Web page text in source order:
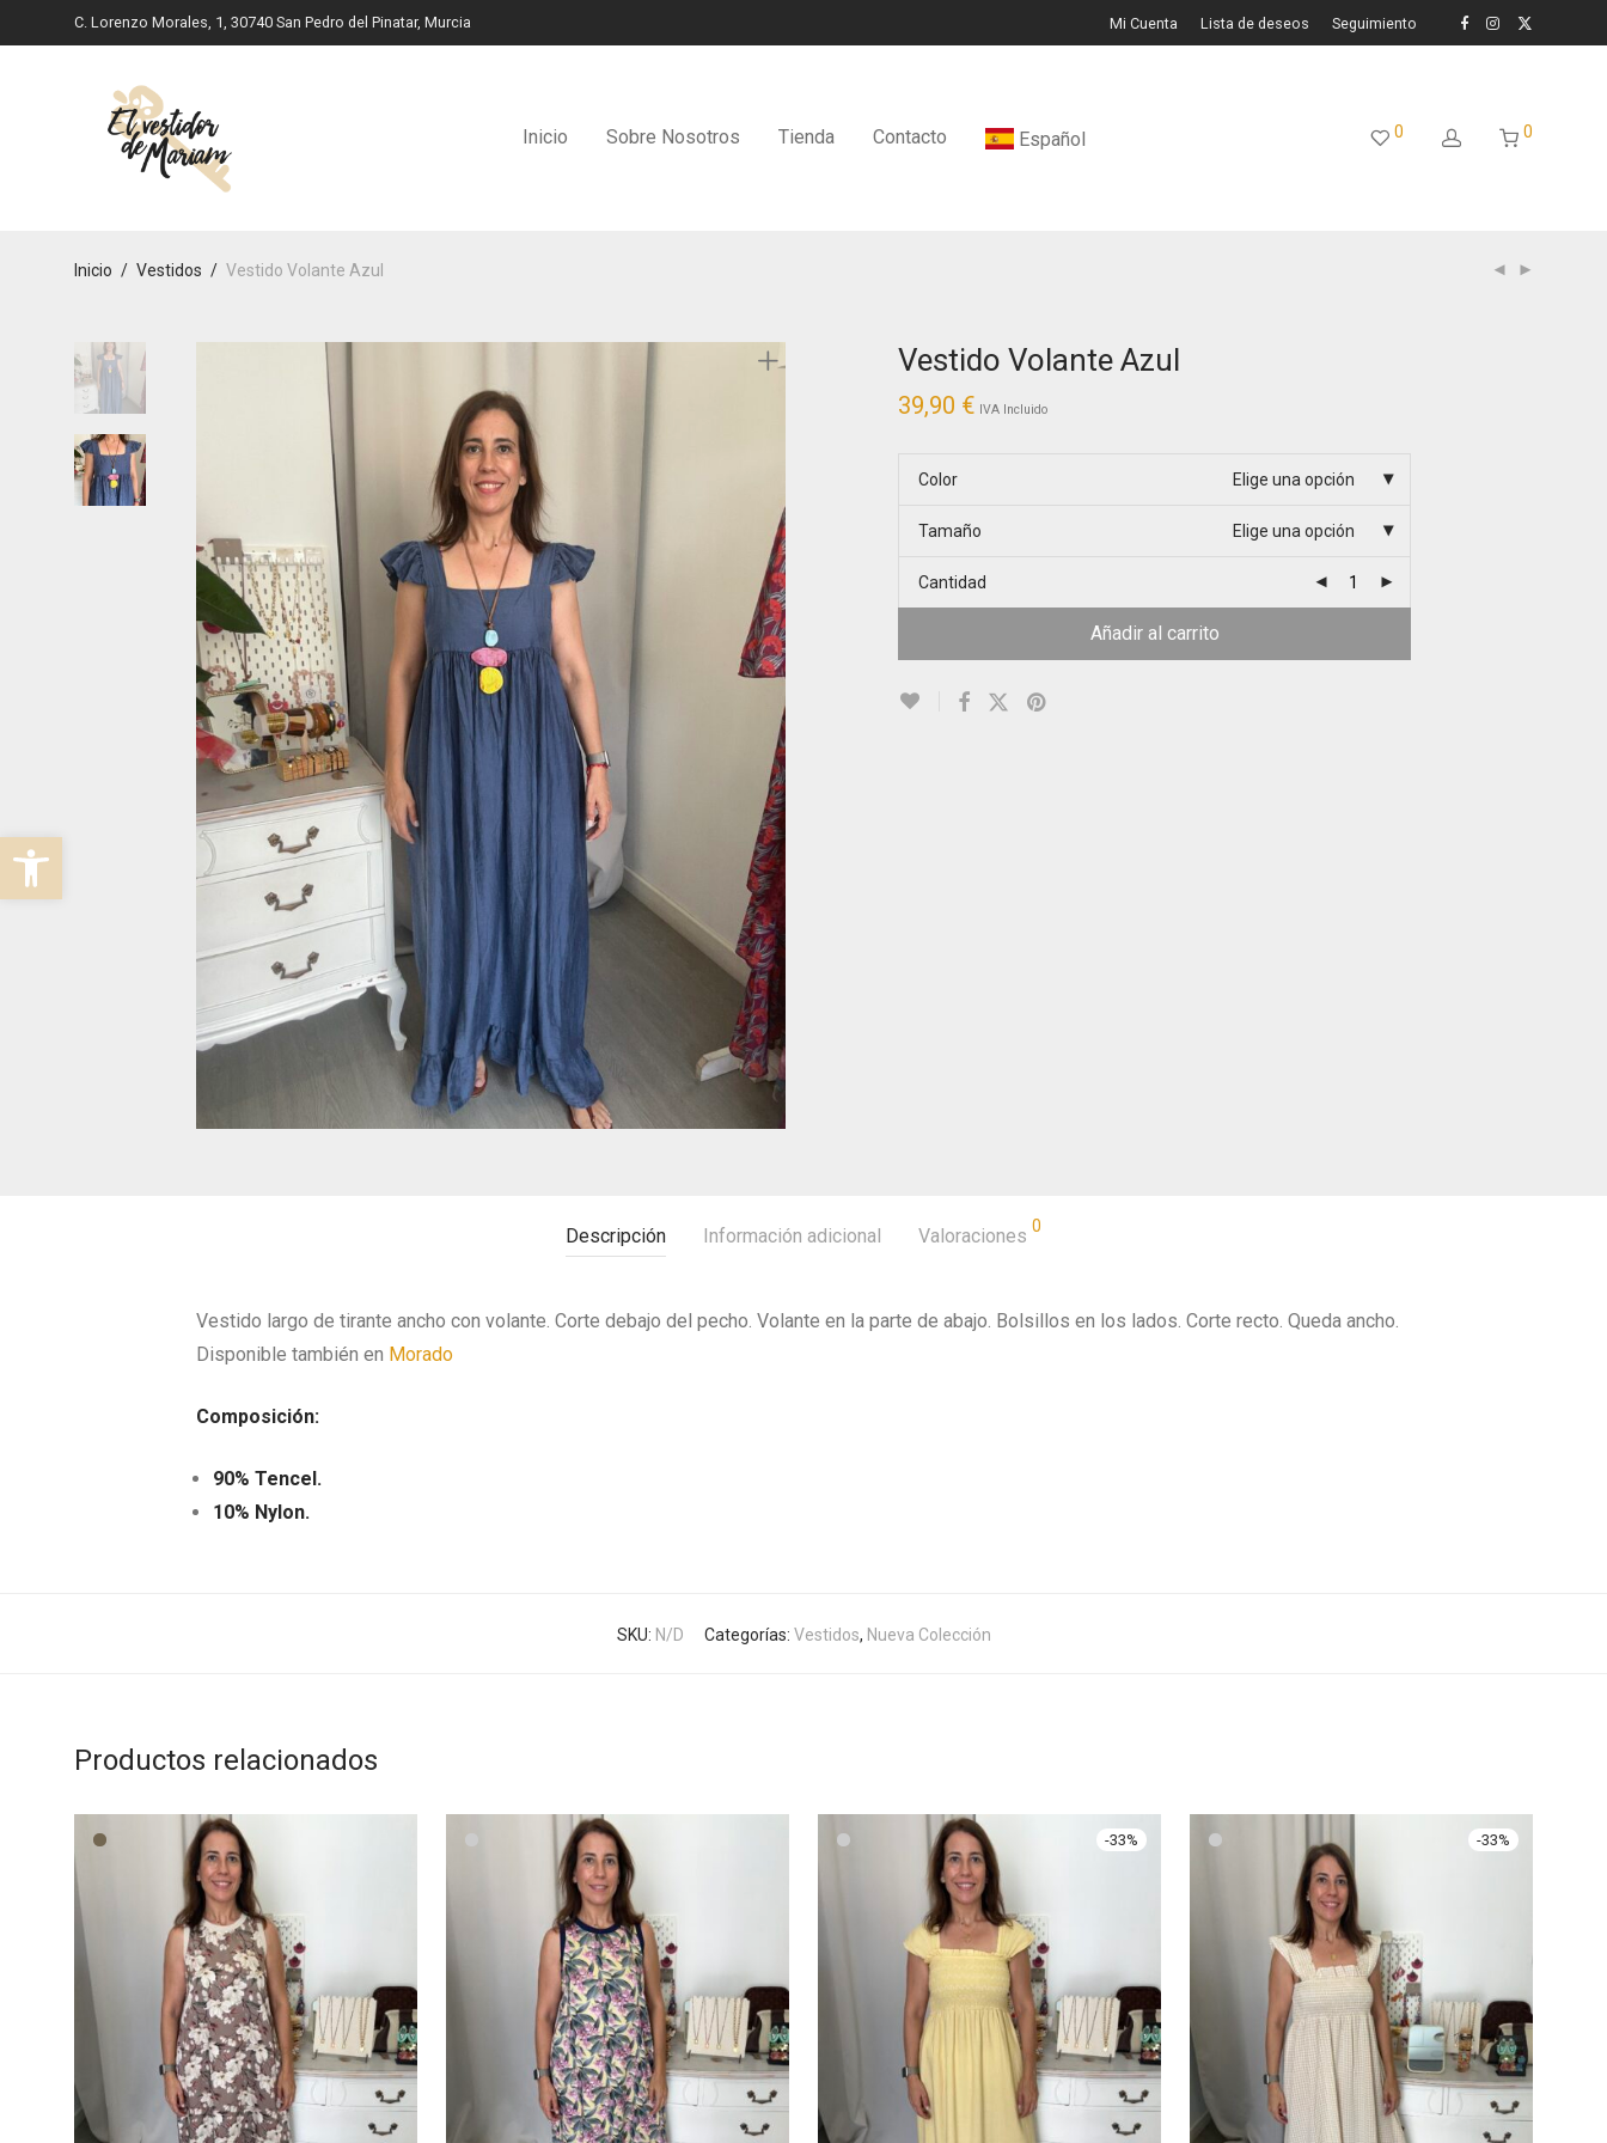
Abrir barra de herramientas
C. Lorenzo Morales, 1, 30740 San Pedro del Pinatar, Murcia Mi Cuenta Lista de deseos Seguimiento
Inicio Sobre Nosotros Tienda Contacto Español 0 0
Inicio / Vestidos / Vestido Volante Azul
Vestido Volante Azul
39,90 € IVA Incluido
Color Elige una opción
Tamaño Elige una opción
Cantidad
Añadir al carrito
Descripción Información adicional Valoraciones 0
Vestido largo de tirante ancho con volante. Corte debajo del pecho. Volante en la parte de abajo. Bolsillos en los lados. Corte recto. Queda ancho.
Disponible también en Morado
Composición:
90% Tencel.
10% Nylon.
SKU: N/D Categorías: Vestidos, Nueva Colección
Productos relacionados
-33% -33%